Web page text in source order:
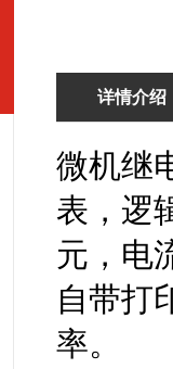
详情介绍
微机继
表，逻
元，电
自带打
率。